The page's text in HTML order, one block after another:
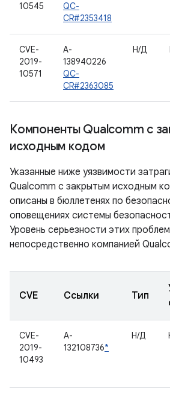
10545
QC-
CR#2353418
CVE-
2019-
10571
A-
138940226
QC-
CR#2363085
Н/Д
Компоненты Qualcomm с
исходным кодом
Указанные ниже уязвимости
Qualcomm с закрытым исходным
описаны в бюллетенях по
оповещениях системы
Уровень серьезности этих
непосредственно компанией
CVE Ссылки Тип
CVE-
2019-
10493
A-
132108736*
Н/Д